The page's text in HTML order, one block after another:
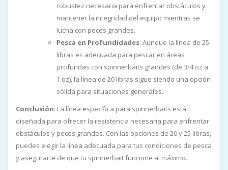
robustez necesaria para enfrentar obstáculos y
mantener la integridad del equipo mientras se
lucha con peces grandes.
Pesca en Profundidades: Aunque la línea de 25
libras es adecuada para pescar en áreas
profundas con spinnerbaits grandes (de 3/4 oz a
1 oz), la línea de 20 libras sigue siendo una opción
sólida para situaciones generales.
Conclusión: La línea específica para spinnerbaits está
diseñada para ofrecer la resistencia necesaria para enfrentar
obstáculos y peces grandes. Con las opciones de 20 y 25 libras,
puedes elegir la línea adecuada para tus condiciones de pesca
y asegurarte de que tu spinnerbait funcione al máximo.